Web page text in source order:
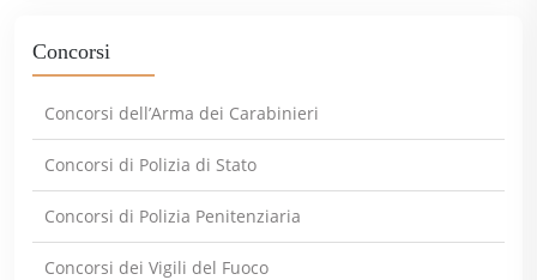
Concorsi
Concorsi dell’Arma dei Carabinieri
Concorsi di Polizia di Stato
Concorsi di Polizia Penitenziaria
Concorsi dei Vigili del Fuoco